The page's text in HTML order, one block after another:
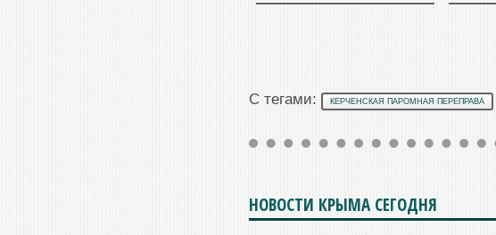
С тегами: КЕРЧЕНСКАЯ ПАРОМНАЯ ПЕРЕПРАВА
НОВОСТИ КРЫМА СЕГОДНЯ